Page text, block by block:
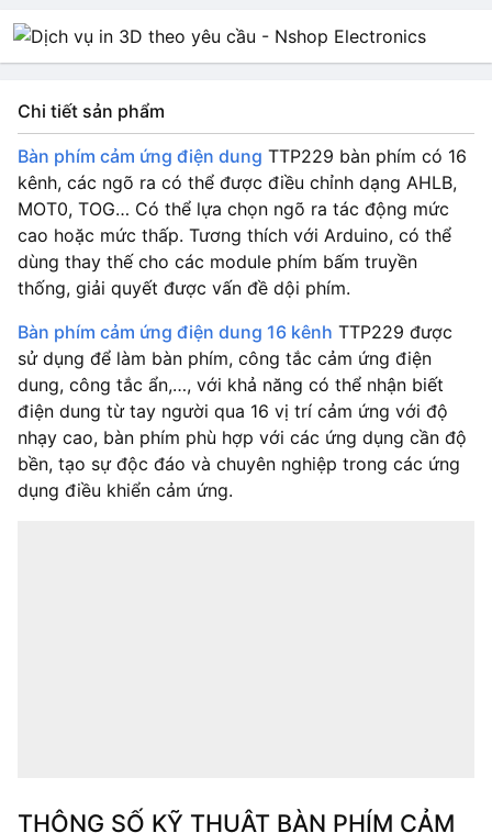
Chi tiết sản phẩm
Bàn phím cảm ứng điện dung TTP229 bàn phím có 16
kênh, các ngõ ra có thể được điều chỉnh dạng AHLB,
MOT0, TOG… Có thể lựa chọn ngõ ra tác động mức
cao hoặc mức thấp. Tương thích với Arduino, có thể
dùng thay thế cho các module phím bấm truyền
thống, giải quyết được vấn đề dội phím.
Bàn phím cảm ứng điện dung 16 kênh TTP229 được
sử dụng để làm bàn phím, công tắc cảm ứng điện
dung, công tắc ẩn,…, với khả năng có thể nhận biết
điện dung từ tay người qua 16 vị trí cảm ứng với độ
nhạy cao, bàn phím phù hợp với các ứng dụng cần độ
bền, tạo sự độc đáo và chuyên nghiệp trong các ứng
dụng điều khiển cảm ứng.
THÔNG SỐ KỸ THUẬT BÀN PHÍM CẢM